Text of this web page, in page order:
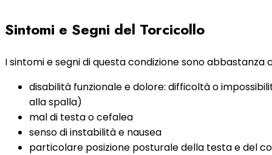
Sintomi e Segni del Torcicollo
I sintomi e segni di questa condizione sono abbastanza
disabilità funzionale e dolore: difficoltà o
alla spalla)
mal di testa o cefalea
senso di instabilità e nausea
particolare posizione posturale della testa e del